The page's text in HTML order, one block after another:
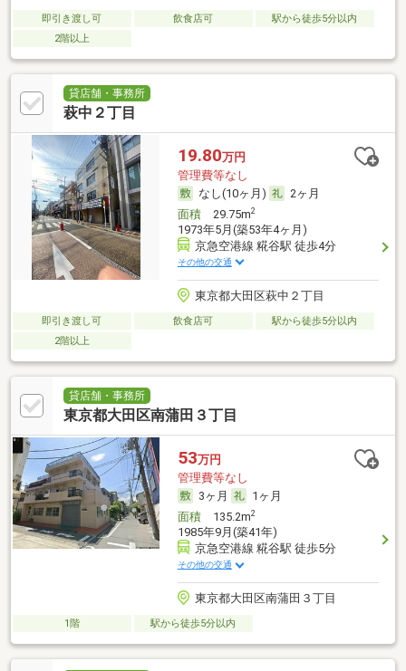
即引き渡し可 飲食店可
駅から徒歩5分以内
2階以上
貸店舗・事務所
萩中２丁目
19.80万円
管理費等なし
なし(10ヶ月)
2ヶ月
面積29.75m2
1973年5月(築53年4ヶ月)
京急空港線 糀谷駅 徒歩4分
その他の交通
東京都大田区萩中２丁目
即引き渡し可 飲食店可
駅から徒歩5分以内
2階以上
貸店舗・事務所
東京都大田区南蒲田３丁目
53万円
管理費等なし
3ヶ月
1ヶ月
面積135.2m2
1985年9月(築41年)
京急空港線 糀谷駅 徒歩5分
その他の交通
東京都大田区南蒲田３丁目
1階 駅から徒歩5分以内